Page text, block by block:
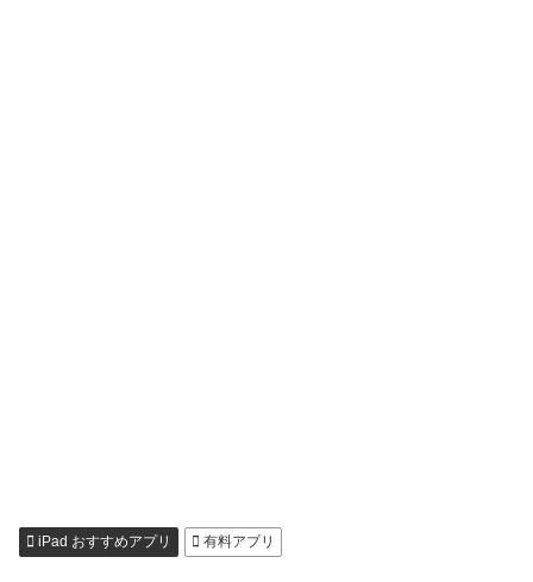
iPad おすすめアプリ 有料アプリ